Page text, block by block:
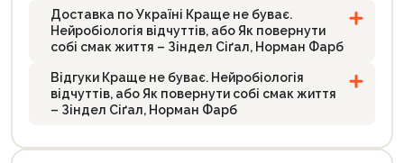
Доставка по Україні Краще не буває.
Нейробіологія відчуттів, або Як повернути
собі смак життя – Зіндел Сіґал, Норман Фарб
Відгуки Краще не буває. Нейробіологія
відчуттів, або Як повернути собі смак життя
– Зіндел Сіґал, Норман Фарб